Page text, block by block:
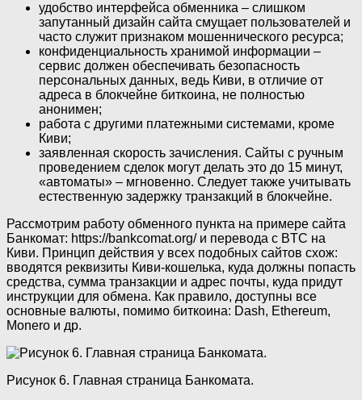
удобство интерфейса обменника – слишком
запутанный дизайн сайта смущает пользователей и
часто служит признаком мошеннического ресурса;
конфиденциальность хранимой информации –
сервис должен обеспечивать безопасность
персональных данных, ведь Киви, в отличие от
адреса в блокчейне биткоина, не полностью
анонимен;
работа с другими платежными системами, кроме
Киви;
заявленная скорость зачисления. Сайты с ручным
проведением сделок могут делать это до 15 минут,
«автоматы» – мгновенно. Следует также учитывать
естественную задержку транзакций в блокчейне.
Рассмотрим работу обменного пункта на примере сайта
Банкомат: https://bankcomat.org/ и перевода с BTC на
Киви. Принцип действия у всех подобных сайтов схож:
вводятся реквизиты Киви-кошелька, куда должны попасть
средства, сумма транзакции и адрес почты, куда придут
инструкции для обмена. Как правило, доступны все
основные валюты, помимо биткоина: Dash, Ethereum,
Monero и др.
Рисунок 6. Главная страница Банкомата.